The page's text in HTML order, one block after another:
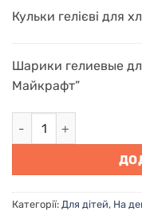
Кульки гелієві для
Шарики гелиевые
Майкрафт”
Купити кульки для
Категорії: Для дітей, На